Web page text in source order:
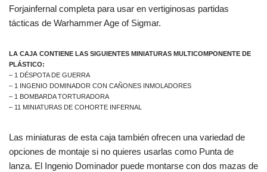
Forjainfernal completa para usar en vertiginosas partidas
tácticas de Warhammer Age of Sigmar.
LA CAJA CONTIENE LAS SIGUIENTES MINIATURAS MULTICOMPONENTE DE
PLÁSTICO:
– 1 DÉSPOTA DE GUERRA
– 1 INGENIO DOMINADOR CON CAÑONES INMOLADORES
– 1 BOMBARDA TORTURADORA
– 11 MINIATURAS DE COHORTE INFERNAL
Las miniaturas de esta caja también ofrecen una variedad de
opciones de montaje si no quieres usarlas como Punta de
lanza. El Ingenio Dominador puede montarse con dos mazas de